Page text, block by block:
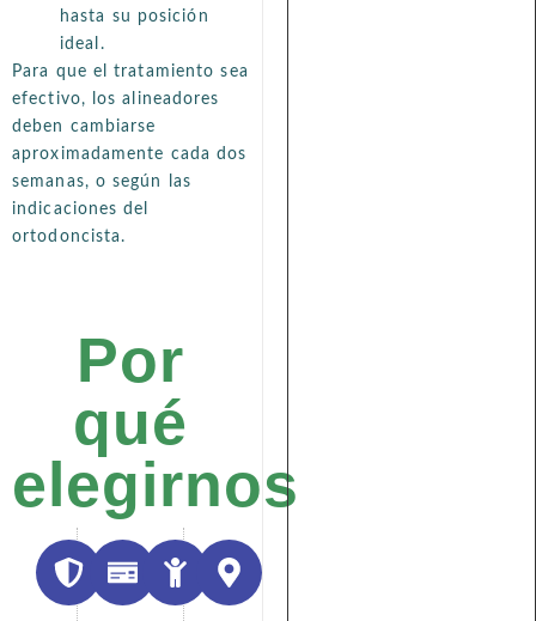
hasta su posición
ideal.
Para que el tratamiento sea
efectivo, los alineadores
deben cambiarse
aproximadamente cada dos
semanas, o según las
indicaciones del
ortodoncista.
Por
qué
elegirnos